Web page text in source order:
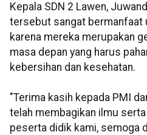
Kepala SDN 2 Lawen,
tersebut sangat bermanfaat
karena mereka merupakan
masa depan yang harus
kebersihan dan kesehatan.
"Terima kasih kepada PMI
telah membagikan ilmu
peserta didik kami, semoga